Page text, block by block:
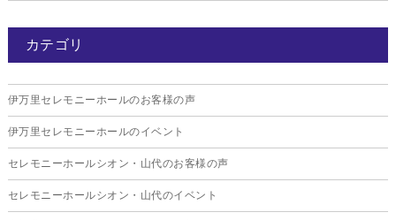
2025年12月
カテゴリ
伊万里セレモニーホールのお客様の声
伊万里セレモニーホールのイベント
セレモニーホールシオン・山代のお客様の声
セレモニーホールシオン・山代のイベント